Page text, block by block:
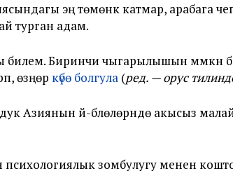
эң төмөнкү катмар, арабага
турган адам.
билем. Биринчи чыгарылышын
өзүңөр күбө болгула (ред. — орус
Азиянын үй-бүлөлөрүндө акысыз
зомбулугу менен